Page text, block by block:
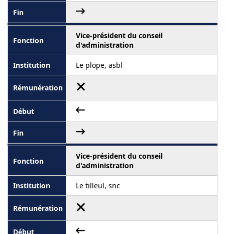
Vice-président du conseil
d'administration
Le plope, asbl
Vice-président du conseil
d'administration
Le tilleul, snc